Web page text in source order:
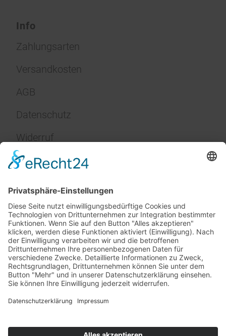
Info
Zahlungsarten
Versandkosten
AGB
Datenschutz
Widerruf
Impressum
Service
FAQ
Zahlungsarten